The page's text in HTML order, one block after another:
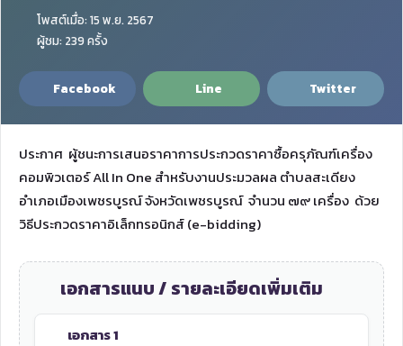
โพสต์เมื่อ: 15 พ.ย. 2567
ผู้ชม: 239 ครั้ง
Facebook Line Twitter
ประกาศ ผู้ชนะการเสนอราคาการประกวดราคาซื้อครุภัณฑ์เครื่อง
คอมพิวเตอร์ All In One สำหรับงานประมวลผล ตำบลสะเดียง
อำเภอเมืองเพชรบูรณ์ จังหวัดเพชรบูรณ์ จำนวน ๗๙ เครื่อง ด้วย
วิธีประกวดราคาอิเล็กทรอนิกส์ (e-bidding)
เอกสารแนบ / รายละเอียดเพิ่มเติม
เอกสาร 1